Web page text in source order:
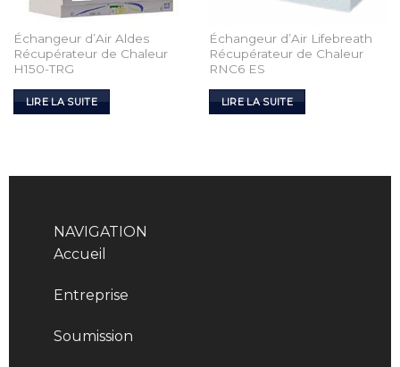
Échangeur d’Air Aldes
Récupérateur de Chaleur
H150-TRG
LIRE LA SUITE
Échangeur d’Air Lifebreath
Récupérateur de Chaleur
RNC6 ES
LIRE LA SUITE
NAVIGATION
Accueil
Entreprise
Soumission